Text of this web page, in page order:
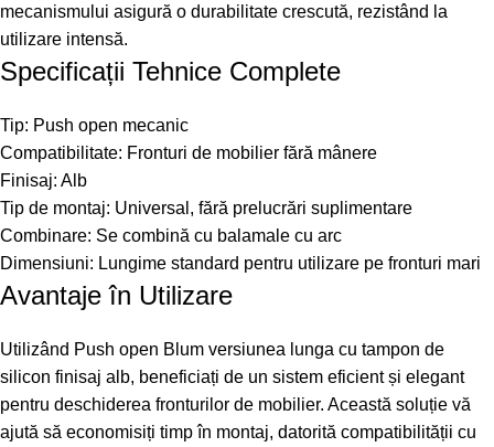
mecanismului asigură o durabilitate crescută, rezistând la
utilizare intensă.
Specificații Tehnice Complete
Tip: Push open mecanic
Compatibilitate: Fronturi de mobilier fără mânere
Finisaj: Alb
Tip de montaj: Universal, fără prelucrări suplimentare
Combinare: Se combină cu balamale cu arc
Dimensiuni: Lungime standard pentru utilizare pe fronturi mari
Avantaje în Utilizare
Utilizând Push open Blum versiunea lunga cu tampon de
silicon finisaj alb, beneficiați de un sistem eficient și elegant
pentru deschiderea fronturilor de mobilier. Această soluție vă
ajută să economisiți timp în montaj, datorită compatibilității cu